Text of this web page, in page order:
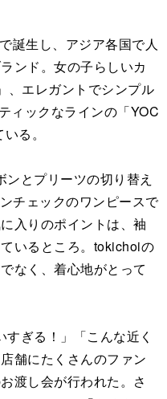
誕生し、アジア各国で人
ンド。女の子らしいカ
、エレガントでシンプル
ィックなラインの「YOC
る。
とプリーツの切り替え
チェックのワンピースで
入りのポイントは、袖
いるところ。tokichoiの
なく、着心地がとって
ぎる！」「こんな近く
舗にたくさんのファン
渡し会が行われた。さ